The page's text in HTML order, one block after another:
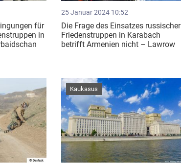
für
in
25 Januar 2024 10:52
Die Frage des Einsatzes russischer
Friedenstruppen in Karabach
betrifft Armenien nicht – Lawrow
Kaukasus